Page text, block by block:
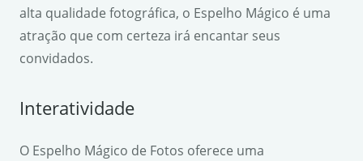
alta qualidade fotográfica, o Espelho Mágico é uma
atração que com certeza irá encantar seus
convidados.
Interatividade
O Espelho Mágico de Fotos oferece uma